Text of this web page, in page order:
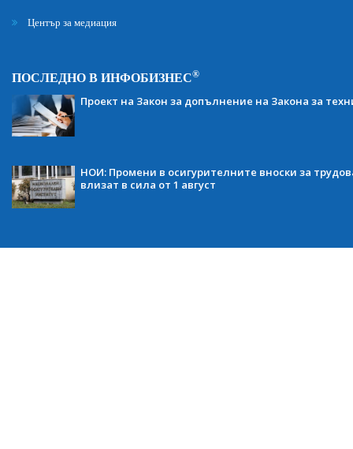
Център за медиация
ПОСЛЕДНО В ИНФОБИЗНЕС®
Проект на Закон за допълнение на Закона за
НОИ: Промени в осигурителните вноски за
влизат в сила от 1 август